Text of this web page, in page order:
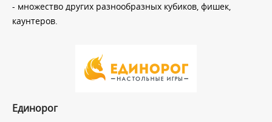
- множество других разнообразных кубиков, фишек,
каунтеров.
Единорог